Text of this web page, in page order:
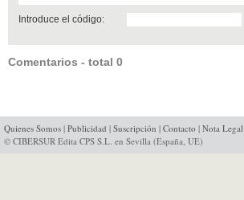
Introduce el código:
Comentarios - total 0
Quienes Somos | Publicidad | Suscripción | Contacto | Nota Legal
© CIBERSUR Edita CPS S.L. en Sevilla (España, UE)